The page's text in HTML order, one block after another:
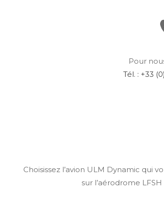
Pour
Tél. : +33
Choisissez l’avion ULM Dynamic qui
sur l’aérodrome